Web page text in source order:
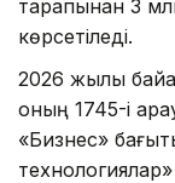
тарапынан 3
көрсетіледі.
2026 жылы
оның 1745-і
«Бизнес»